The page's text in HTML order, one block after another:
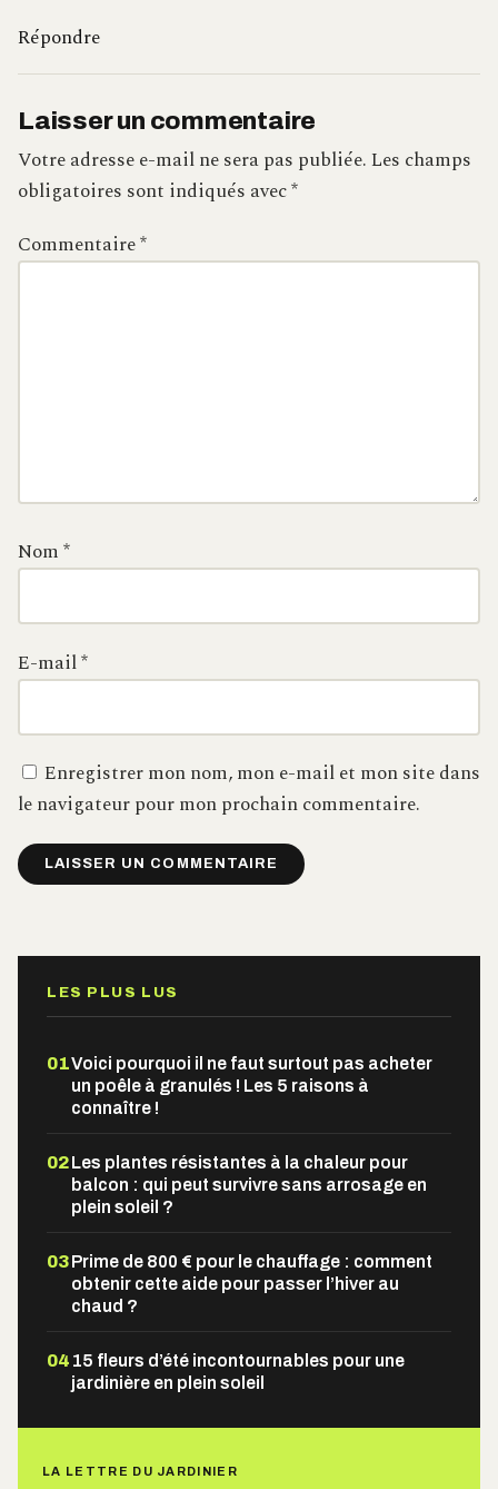
Répondre
Laisser un commentaire
Votre adresse e-mail ne sera pas publiée.Les champs
obligatoires sont indiqués avec*
Commentaire*
Nom*
E-mail*
Enregistrer mon nom, mon e-mail et mon site dans
le navigateur pour mon prochain commentaire.
LES PLUS LUS
01Voici pourquoi il ne faut surtout pas acheter
un poêle à granulés ! Les 5 raisons à
connaître !
02Les plantes résistantes à la chaleur pour
balcon : qui peut survivre sans arrosage en
plein soleil ?
03Prime de 800 € pour le chauffage : comment
obtenir cette aide pour passer l’hiver au
chaud ?
04 15 fleurs d’été incontournables pour une
jardinière en plein soleil
LA LETTRE DU JARDINIER